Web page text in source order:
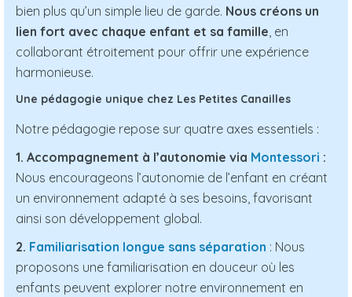
bien plus qu’un simple lieu de garde. Nous créons un
lien fort avec chaque enfant et sa famille, en
collaborant étroitement pour offrir une expérience
harmonieuse.
Une pédagogie unique chez Les Petites Canailles
Notre pédagogie repose sur quatre axes essentiels :
1. Accompagnement à l’autonomie via Montessori :
Nous encourageons l’autonomie de l’enfant en créant
un environnement adapté à ses besoins, favorisant
ainsi son développement global.
2. Familiarisation longue sans séparation : Nous
proposons une familiarisation en douceur où les
enfants peuvent explorer notre environnement en